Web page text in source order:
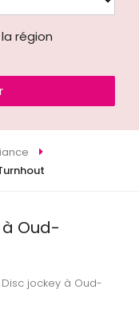
région
Oud-
jockey à Oud-